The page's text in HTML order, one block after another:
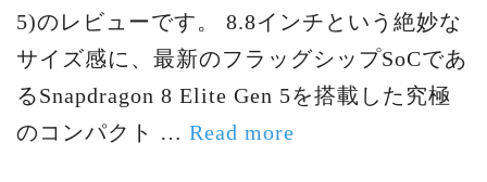
5)のレビューです。 8.8インチという絶妙な
サイズ感に、最新のフラッグシップSoCであ
るSnapdragon 8 Elite Gen 5を搭載した究極
のコンパクト … Read more